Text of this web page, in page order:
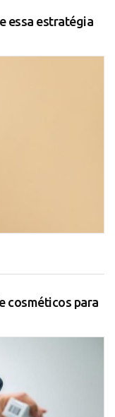
essa estratégia
cosméticos para